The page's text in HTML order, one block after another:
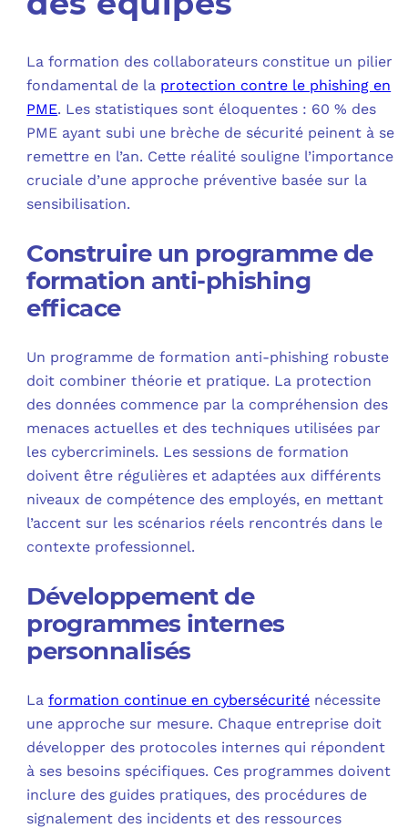
La formation des collaborateurs constitue un pilier
fondamental de la protection contre le phishing en
PME. Les statistiques sont éloquentes : 60 % des
PME ayant subi une brèche de sécurité peinent à se
remettre en l’an. Cette réalité souligne l’importance
cruciale d’une approche préventive basée sur la
sensibilisation.
Construire un programme de
formation anti-phishing
efficace
Un programme de formation anti-phishing robuste
doit combiner théorie et pratique. La protection
des données commence par la compréhension des
menaces actuelles et des techniques utilisées par
les cybercriminels. Les sessions de formation
doivent être régulières et adaptées aux différents
niveaux de compétence des employés, en mettant
l’accent sur les scénarios réels rencontrés dans le
contexte professionnel.
Développement de
programmes internes
personnalisés
Laformation continue en cybersécurité nécessite
une approche sur mesure. Chaque entreprise doit
développer des protocoles internes qui répondent
à ses besoins spécifiques. Ces programmes doivent
inclure des guides pratiques, des procédures de
signalement des incidents et des ressources